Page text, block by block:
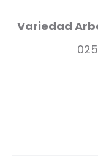
Variedad